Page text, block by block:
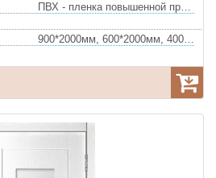
ПВХ - пленка повышенной прочности
900*2000мм, 600*2000мм, 400*2000мм, 700*2000мм, 800*2000мм